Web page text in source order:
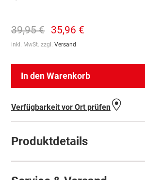
39,95 € 35,96 €
inkl. MwSt. zzgl. Versand
In den Warenkorb
Verfügbarkeit vor Ort prüfen
Produktdetails